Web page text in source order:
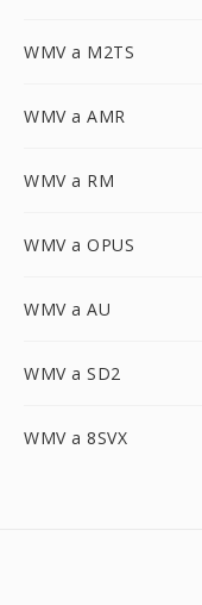
WMV a M2TS
WMV a AMR
WMV a RM
WMV a OPUS
WMV a AU
WMV a SD2
WMV a 8SVX